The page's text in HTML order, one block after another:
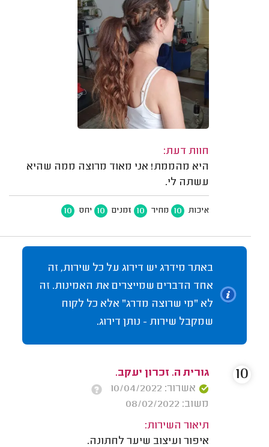
חוות דעת:
היא מהממת! אני מאוד מרוצה ממה שהיא
עשתה לי.
איכות 10 מחיר 10 זמנים 10 יחס 10
באתר מידרג יש דירוג על כל שירות, זה
אחד הדברים שמייצרים את האמינות. זה
לא "מי שרוצה מדרג" אלא כל לקוח
שמקבל שירות - נותן דירוג.
גורית ה. זכרון יעקב.
אשרור: 10/04/2022
משוב: 08/02/2022
תיאור השירות:
איפור ועיצוב שיער לחתונה.
10